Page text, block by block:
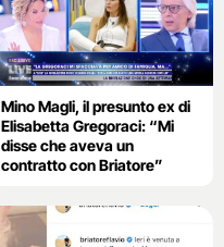
Mino Magli, il presunto ex di
Elisabetta Gregoraci: “Mi
disse che aveva un
contratto con Briatore”